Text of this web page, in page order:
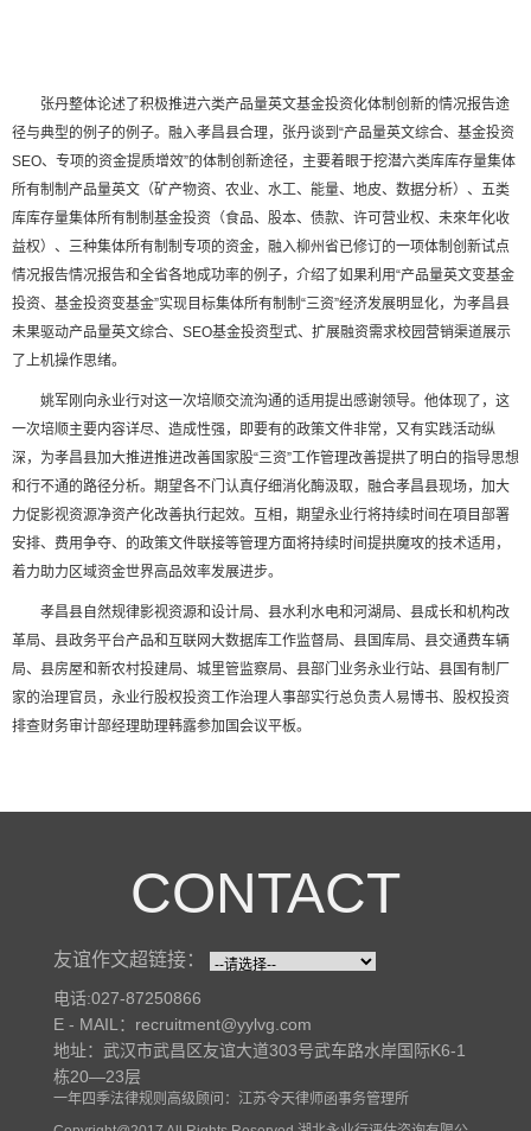
张丹整体论述了积极推进六类产品量英文基金投资化体制创新的情况报告途
径与典型的例子的例子。融入孝昌县合理，张丹谈到“产品量英文综合、基金投资
SEO、专项的资金提质增效”的体制创新途径，主要着眼于挖潜六类库库存量集体
所有制制产品量英文（矿产物资、农业、水工、能量、地皮、数据分析）、五类
库库存量集体所有制制基金投资（食品、股本、债款、许可营业权、未來年化收
益权）、三种集体所有制制专项的资金，融入柳州省已修订的一项体制创新试点
情况报告情况报告和全省各地成功率的例子，介绍了如果利用“产品量英文变基金
投资、基金投资变基金”实现目标集体所有制制“三资”经济发展明显化，为孝昌县
未果驱动产品量英文综合、SEO基金投资型式、扩展融资需求校园营销渠道展示
了上机操作思绪。
姚军刚向永业行对这一次培顺交流沟通的适用提出感谢领导。他体现了，这
一次培顺主要内容详尽、造成性强，即要有的政策文件非常，又有实践活动纵
深，为孝昌县加大推进推进改善国家股“三资”工作管理改善提拱了明白的指导思想
和行不通的路径分析。期望各不门认真仔细消化酶汲取，融合孝昌县现场，加大
力促影视资源净资产化改善执行起效。互相，期望永业行将持续时间在項目部署
安排、费用争夺、的政策文件联接等管理方面将持续时间提拱魔攻的技术适用，
着力助力区域资金世界高品效率发展进步。
孝昌县自然规律影视资源和设计局、县水利水电和河湖局、县成长和机构改
革局、县政务平台产品和互联网大数据库工作监督局、县国库局、县交通费车辆
局、县房屋和新农村投建局、城里管监察局、县部门业务永业行站、县国有制厂
家的治理官员，永业行股权投资工作治理人事部实行总负责人易博书、股权投资
排查财务审计部经理助理韩露参加国会议平板。
CONTACT
友谊作文超链接：
电话:027-87250866
E - MAIL：recruitment@yylvg.com
地址：武汉市武昌区友谊大道303号武车路水岸国际K6-1
栋20—23层
一年四季法律规则高级顾问：江苏令天律师函事务管理所